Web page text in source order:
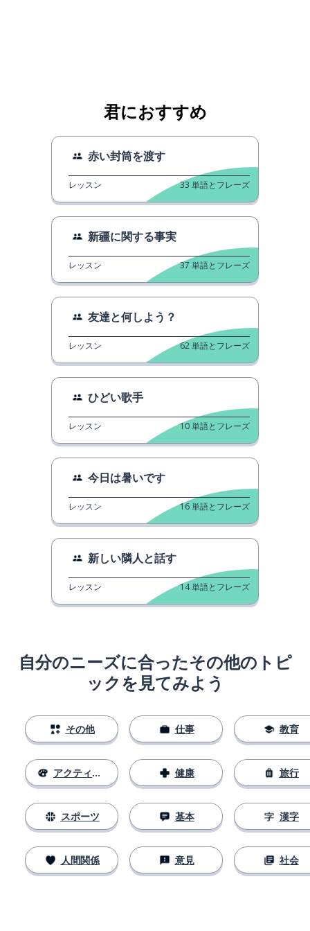
君におすすめ
赤い封筒を渡す
レッスン 33 単語とフレーズ
新疆に関する事実
レッスン 37 単語とフレーズ
友達と何しよう？
レッスン 62単語とフレーズ
ひどい歌手
レッスン 10単語とフレーズ
今日は暑いです
レッスン 16単語とフレーズ
新しい隣人と話す
レッスン 14単語とフレーズ
自分のニーズに合ったその他のトピ
ックを見てみよう
その他
アクティビティ
スポーツ
人間関係
仕事
健康
基本
意見
教育
旅行
漢字
社会